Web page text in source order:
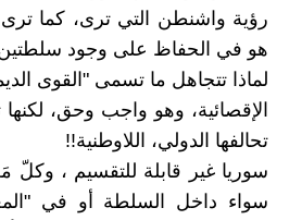
رؤية واشنطن التي ترى، كما
هو في الحفاظ على وجود
لماذا تتجاهل ما تسمى "القوى
الإقصائية، وهو واجب وحق،
تحالفها الدولي، اللاوطنية!!
سوريا غير قابلة للتقسيم ،
سواء داخل السلطة أو في